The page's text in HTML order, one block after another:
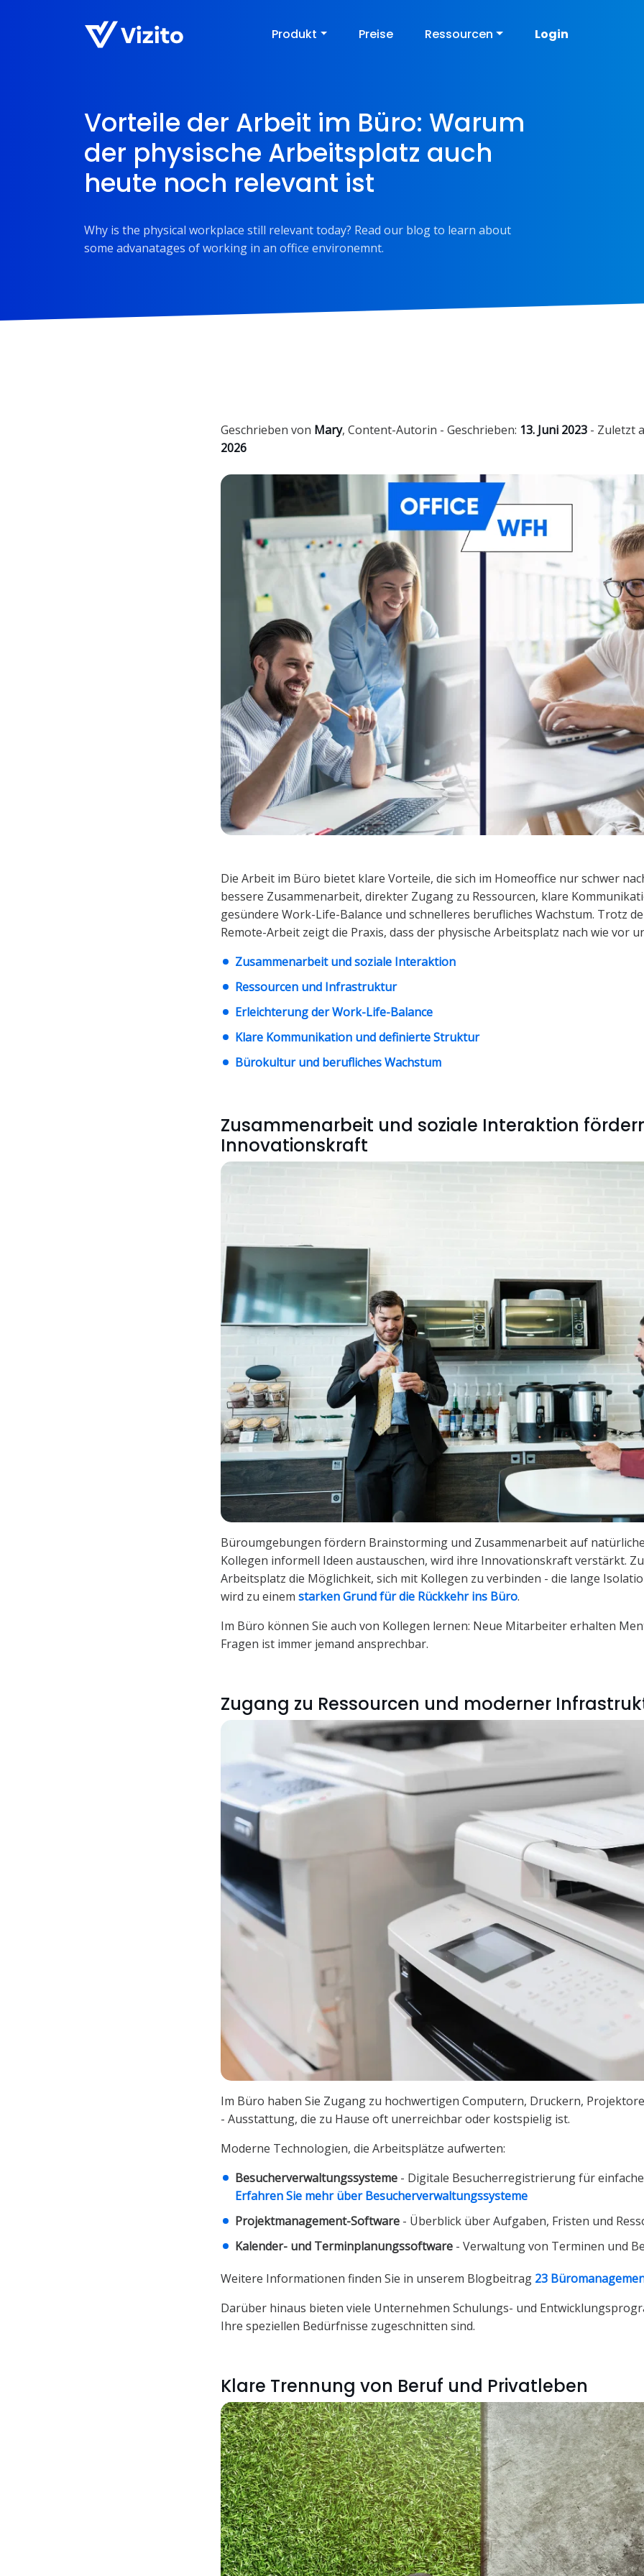
Produkt Preise Ressourcen Login
Vorteile der Arbeit im Büro: Warum
der physische Arbeitsplatz auch
heute noch relevant ist
Why is the physical workplace still relevant today? Read our blog to learn about
some advanatages of working in an office environemnt.
Geschrieben von Mary, Content-Autorin - Geschrieben: 13. Juni 2023 - Zuletzt
2026
Die Arbeit im Büro bietet klare Vorteile, die sich im Homeoffice nur schwer
bessere Zusammenarbeit, direkter Zugang zu Ressourcen, klare
gesündere Work-Life-Balance und schnelleres berufliches Wachstum. Trotz
Remote-Arbeit zeigt die Praxis, dass der physische Arbeitsplatz nach wie vor
Zusammenarbeit und soziale Interaktion
Ressourcen und Infrastruktur
Erleichterung der Work-Life-Balance
Klare Kommunikation und definierte Struktur
Bürokultur und berufliches Wachstum
Zusammenarbeit und soziale Interaktion
Innovationskraft
Büroumgebungen fördern Brainstorming und Zusammenarbeit auf
Kollegen informell Ideen austauschen, wird ihre Innovationskraft verstärkt.
Arbeitsplatz die Möglichkeit, sich mit Kollegen zu verbinden - die lange
wird zu einem starken Grund für die Rückkehr ins Büro.
Im Büro können Sie auch von Kollegen lernen: Neue Mitarbeiter erhalten
Fragen ist immer jemand ansprechbar.
Zugang zu Ressourcen und moderner
Im Büro haben Sie Zugang zu hochwertigen Computern, Druckern,
- Ausstattung, die zu Hause oft unerreichbar oder kostspielig ist.
Moderne Technologien, die Arbeitsplätze aufwerten:
Besucherverwaltungssysteme - Digitale Besucherregistrierung für
Erfahren Sie mehr über Besucherverwaltungssysteme
Projektmanagement-Software - Überblick über Aufgaben, Fristen und
Kalender- und Terminplanungssoftware - Verwaltung von Terminen und
Weitere Informationen finden Sie in unserem Blogbeitrag 23
Darüber hinaus bieten viele Unternehmen Schulungs- und
Ihre speziellen Bedürfnisse zugeschnitten sind.
Klare Trennung von Beruf und Privatleben